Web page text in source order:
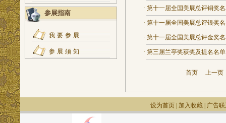
参展指南
我要参展
参展须知
· 第十一届全国美展总评铜奖
· 第十一届全国美展总评银奖
· 第十一届全国美展总评金奖
· 第三届兰亭奖获奖及提名名单
首页 上一
设为首页 加入收藏 广告